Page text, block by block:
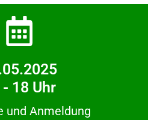
- 18 Uhr
und Anmeldung